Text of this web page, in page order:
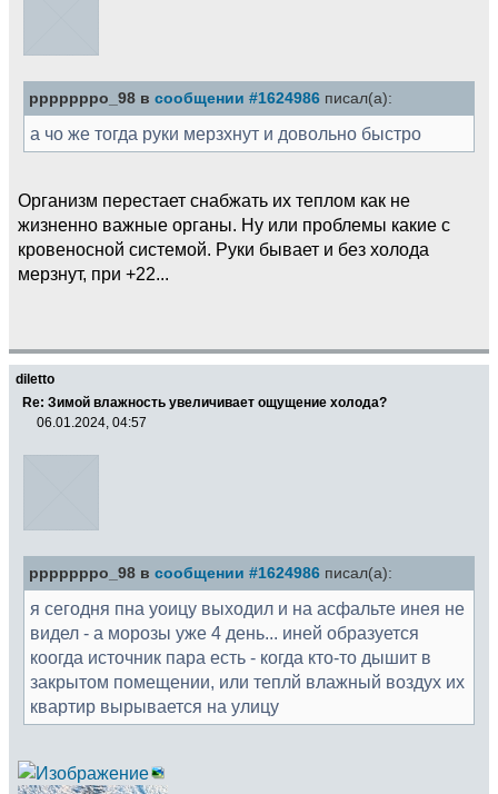
pppppppo_98 в сообщении #1624986 писал(а):
а чо же тогда руки мерзхнут и довольно быстро
Организм перестает снабжать их теплом как не
жизненно важные органы. Ну или проблемы какие с
кровеносной системой. Руки бывает и без холода
мерзнут, при +22...
diletto
Re: Зимой влажность увеличивает ощущение холода?
06.01.2024, 04:57
pppppppo_98 в сообщении #1624986 писал(а):
я сегодня пна уоицу выходил и на асфальте инея не
видел - а морозы уже 4 день... иней образуется
коогда источник пара есть - когда кто-то дышит в
закрытом помещении, или теплй влажный воздух их
квартир вырывается на улицу